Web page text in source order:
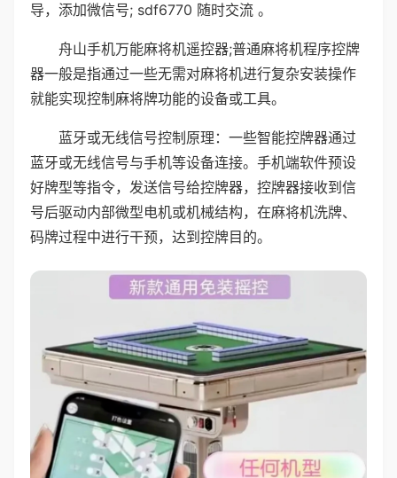
导，添加微信号; sdf6770 随时交流 。
舟山手机万能麻将机遥控器;普通麻将机程序控牌
器一般是指通过一些无需对麻将机进行复杂安装操作
就能实现控制麻将牌功能的设备或工具。
蓝牙或无线信号控制原理：一些智能控牌器通过
蓝牙或无线信号与手机等设备连接。手机端软件预设
好牌型等指令，发送信号给控牌器，控牌器接收到信
号后驱动内部微型电机或机械结构，在麻将机洗牌、
码牌过程中进行干预，达到控牌目的。